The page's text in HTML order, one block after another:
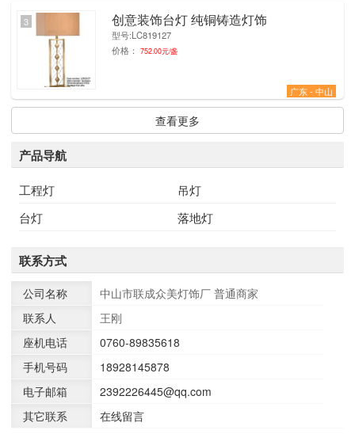
创意装饰台灯 纯铜铸造灯饰
型号:LC819127
价格：
752.00元/盏
广东 - 中山
3
查看更多
产品导航
工程灯
吊灯
台灯
落地灯
联系方式
公司名称 中山市联成众美灯饰厂 普通商家
联系人
王刚
座机电话
0760-89835618
手机号码
18928145878
电子邮箱
2392226445@qq.com
其它联系
在线留言